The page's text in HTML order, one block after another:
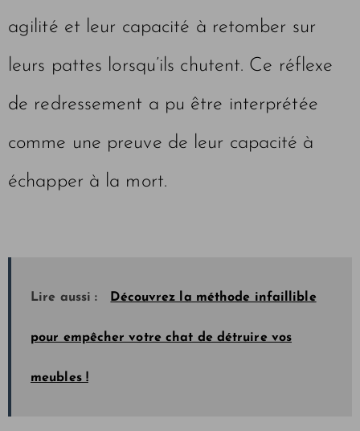
agilité et leur capacité à retomber sur
leurs pattes lorsqu’ils chutent. Ce réflexe
de redressement a pu être interprétée
comme une preuve de leur capacité à
échapper à la mort.
Lire aussi : Découvrez la méthode infaillible
pour empêcher votre chat de détruire vos
meubles !